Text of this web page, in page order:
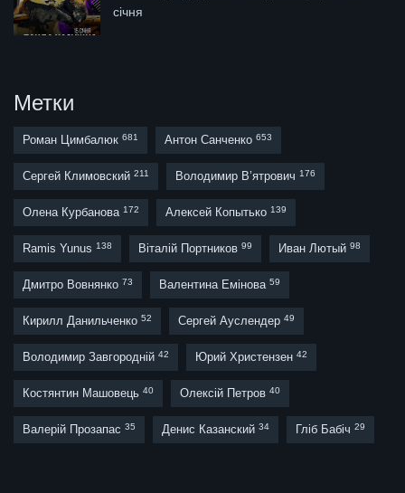
січня
Метки
Роман Цимбалюк 681 Антон Санченко 653
Сергей Климовский 211 Володимир В’ятрович 176
Олена Курбанова 172 Алексей Копытько 139
Ramis Yunus 138 Віталій Портников 99 Иван Лютый 98
Дмитро Вовнянко 73 Валентина Емінова 59
Кирилл Данильченко 52 Сергей Ауслендер 49
Володимир Завгородній 42 Юрий Христензен 42
Костянтин Машовець 40 Олексій Петров 40
Валерій Прозапас 35 Денис Казанский 34 Гліб Бабіч 29